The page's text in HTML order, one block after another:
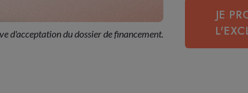
d'acceptation du dossier de financement.
JE